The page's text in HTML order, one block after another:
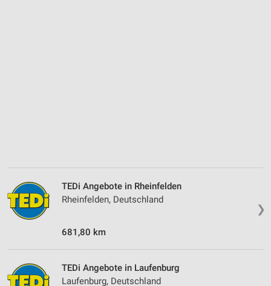
❯
TEDi Angebote in Rheinfelden
Rheinfelden, Deutschland
681,80 km
TEDi Angebote in Laufenburg
Laufenburg, Deutschland